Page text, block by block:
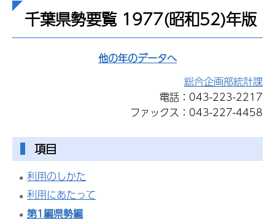
千葉県勢要覧 1977(昭和52)年版
他の年のデータへ
総合企画部統計課
電話：043-223-2217
ファックス：043-227-4458
項目
利用のしかた
利用にあたって
第1編県勢編